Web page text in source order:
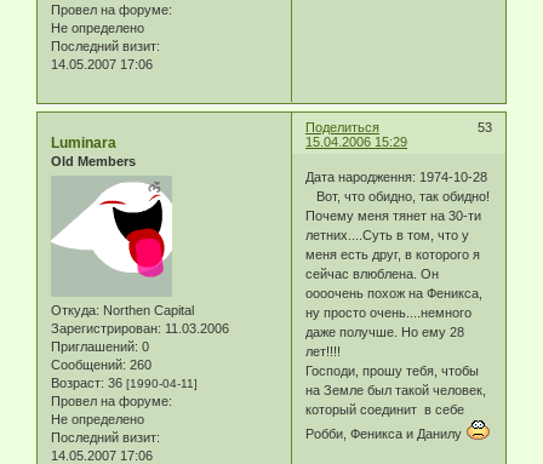
Провел на форуме:
Не определено
Последний визит:
14.05.2007 17:06
Поделиться
53
15.04.2006 15:29
Luminara
Old Members
Откуда: Northen Capital
Зарегистрирован: 11.03.2006
Приглашений: 0
Сообщений: 260
Возраст: 36 [1990-04-11]
Провел на форуме:
Не определено
Последний визит:
14.05.2007 17:06
Дата народження: 1974-10-28
Вот, что обидно, так обидно!
Почему меня тянет на 30-ти
летних....Суть в том, что у
меня есть друг, в которого я
сейчас влюблена. Он
оооочень похож на Феникса,
ну просто очень....немного
даже получше. Но ему 28
лет!!!!
Господи, прошу тебя, чтобы
на Земле был такой человек,
который соединит в себе
Робби, Феникса и Данилу